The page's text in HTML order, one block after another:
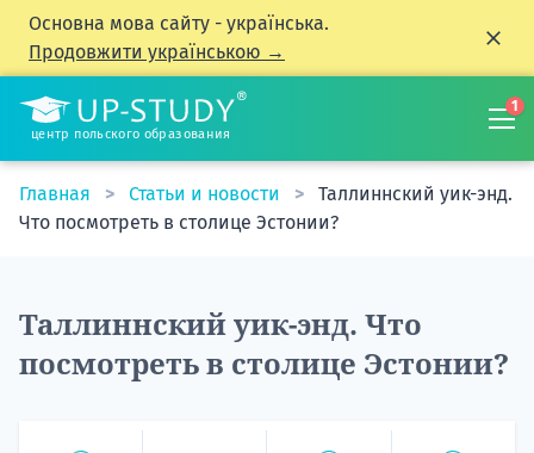
Основна мова сайту - українська.
Продовжити українською →
центр польского образования
1
Главная Статьи и новости
Таллиннский уик-энд.
Что посмотреть в столице Эстонии?
Таллиннский уик-энд. Что
посмотреть в столице Эстонии?